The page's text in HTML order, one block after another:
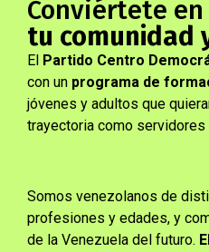
Conviértete en
tu comunidad
El Partido Centro
con un programa de
jóvenes y adultos que
trayectoria como servidores
Somos venezolanos de
profesiones y edades, y
de la Venezuela del futuro.